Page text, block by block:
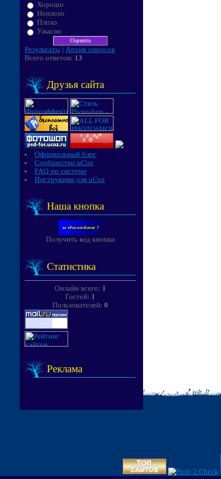
Хорошо
Неплохо
Плохо
Ужасно
Результаты | Архив опросов
Всего ответов: 13
Друзья сайта
Официальный блог
Сообщество uCoz
FAQ по системе
Инструкции для uCoz
Наша кнопка
Получить код кнопки
Статистика
Онлайн всего: 1
Гостей: 1
Пользователей: 0
Реклама